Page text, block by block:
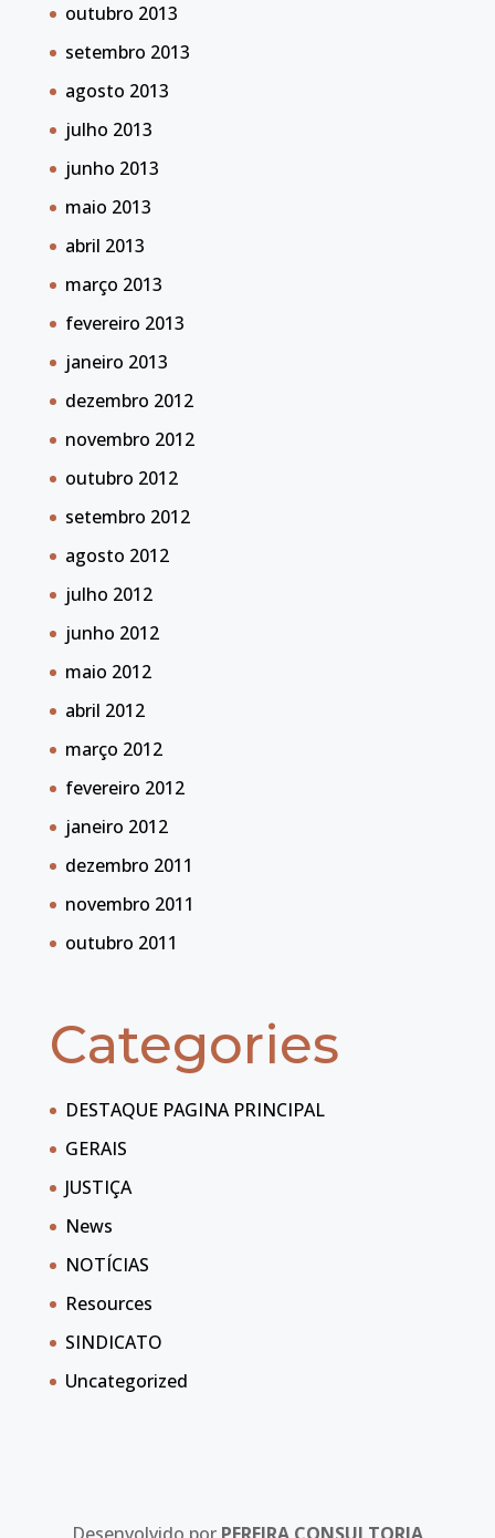
outubro 2013
setembro 2013
agosto 2013
julho 2013
junho 2013
maio 2013
abril 2013
março 2013
fevereiro 2013
janeiro 2013
dezembro 2012
novembro 2012
outubro 2012
setembro 2012
agosto 2012
julho 2012
junho 2012
maio 2012
abril 2012
março 2012
fevereiro 2012
janeiro 2012
dezembro 2011
novembro 2011
outubro 2011
Categories
DESTAQUE PAGINA PRINCIPAL
GERAIS
JUSTIÇA
News
NOTÍCIAS
Resources
SINDICATO
Uncategorized